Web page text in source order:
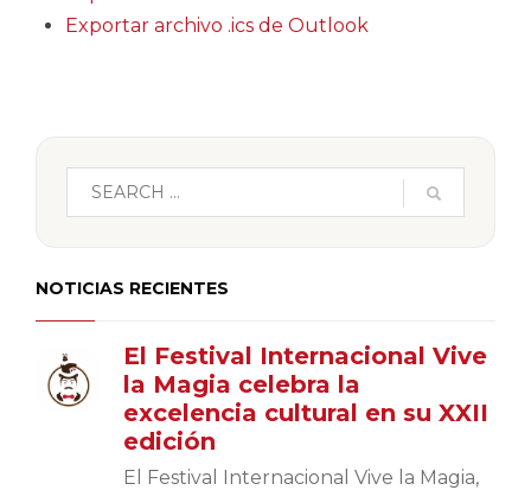
Exportar archivo .ics de Outlook
NOTICIAS RECIENTES
El Festival Internacional Vive
la Magia celebra la
excelencia cultural en su XXII
edición
El Festival Internacional Vive la Magia,